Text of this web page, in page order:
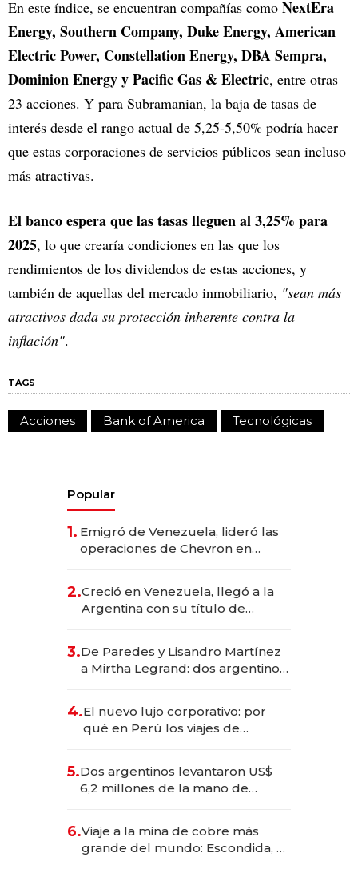
En este índice, se encuentran compañías como NextEra
Energy, Southern Company, Duke Energy, American
Electric Power, Constellation Energy, DBA Sempra,
Dominion Energy y Pacific Gas & Electric, entre otras
23 acciones. Y para Subramanian, la baja de tasas de
interés desde el rango actual de 5,25-5,50% podría hacer
que estas corporaciones de servicios públicos sean incluso
más atractivas.
El banco espera que las tasas lleguen al 3,25% para
2025, lo que crearía condiciones en las que los
rendimientos de los dividendos de estas acciones, y
también de aquellas del mercado inmobiliario, "sean más
atractivos dada su protección inherente contra la
inflación".
TAGS
Acciones Bank of America Tecnológicas
Popular
1. Emigró de Venezuela, lideró las
operaciones de Chevron en
2.Creció en Venezuela, llegó a la
Argentina con su título de
las marcas "fast premium"
3.De Paredes y Lisandro Martínez
a Mirtha Legrand: dos argentinos
4.El nuevo lujo corporativo: por
qué en Perú los viajes de
transformadoras
5.Dos argentinos levantaron US$
6,2 millones de la mano de
6.Viaje a la mina de cobre más
grande del mundo: Escondida, el